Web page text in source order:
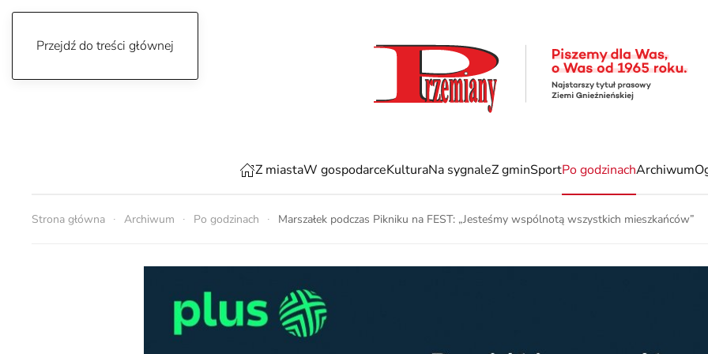
Przejdź do treści głównej
Z miastaW gospodarceKulturaNa sygnaleZ gminSportPo godzinachArchiwum
Strona główna Archiwum Po godzinach Marszałek podczas Pikniku na FEST: „Jesteśmy wspólnotą wszystkich mieszkańców”